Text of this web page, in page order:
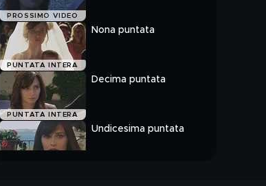
PROSSIMO VIDEO
PUNTATA INTERA
Nona puntata
PUNTATA INTERA
Decima puntata
Undicesima puntata